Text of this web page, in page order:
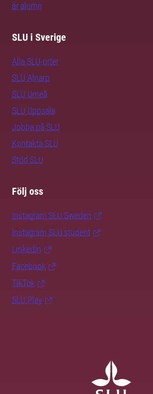
är alumn
SLU i Sverige
Alla SLU-orter
SLU Alnarp
SLU Umeå
SLU Uppsala
Jobba på SLU
Kontakta SLU
Stöd SLU
Följ oss
Instagram SLU.Sweden
Instagram SLU.student
LinkedIn
Facebook
TikTok
SLU Play